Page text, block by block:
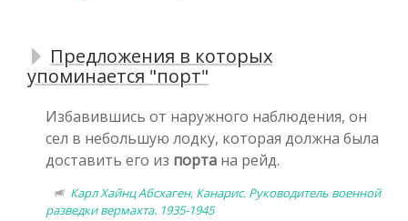
Предложения в которых
упоминается "порт"
Избавившись от наружного наблюдения, он
сел в небольшую лодку, которая должна была
доставить его из порта на рейд.
Карл Хайнц Абсхаген, Канарис. Руководитель военной
разведки вермахта. 1935-1945